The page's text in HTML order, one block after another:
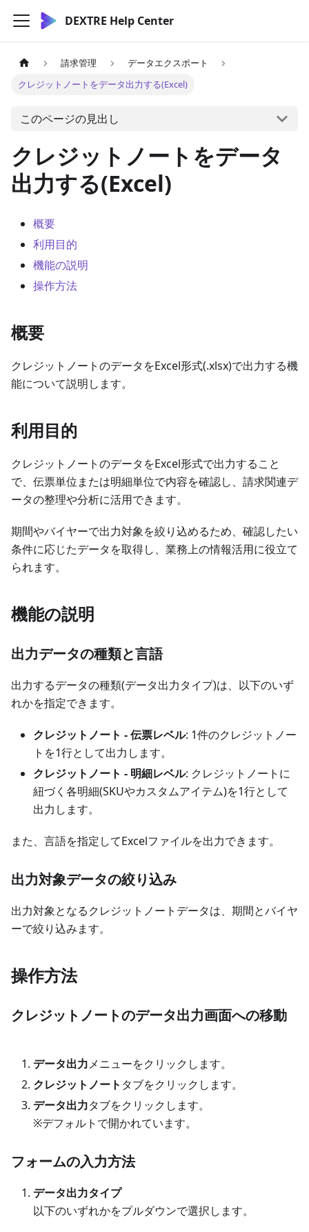
DEXTRE Help Center
請求管理
データエクスポート
クレジットノートをデータ出力する(Excel)
このページの見出し
クレジットノートをデータ
出力する(Excel)
概要
利用目的
機能の説明
操作方法
概要
クレジットノートのデータをExcel形式(.xlsx)で出力する機
能について説明します。
利用目的
クレジットノートのデータをExcel形式で出力すること
で、伝票単位または明細単位で内容を確認し、請求関連デ
ータの整理や分析に活用できます。
期間やバイヤーで出力対象を絞り込めるため、確認したい
条件に応じたデータを取得し、業務上の情報活用に役立て
られます。
機能の説明
出力データの種類と言語
出力するデータの種類(データ出力タイプ)は、以下のいず
れかを指定できます。
クレジットノート - 伝票レベル: 1件のクレジットノー
トを1行として出力します。
クレジットノート - 明細レベル: クレジットノートに
紐づく各明細(SKUやカスタムアイテム)を1行として
出力します。
また、言語を指定してExcelファイルを出力できます。
出力対象データの絞り込み
出力対象となるクレジットノートデータは、期間とバイヤ
ーで絞り込みます。
操作方法
クレジットノートのデータ出力画面への移動
データ出力メニューをクリックします。
クレジットノート タブをクリックします。
データ出力タブをクリックします。
※デフォルトで開かれています。
フォームの入力方法
データ出力タイプ
以下のいずれかをプルダウンで選択します。